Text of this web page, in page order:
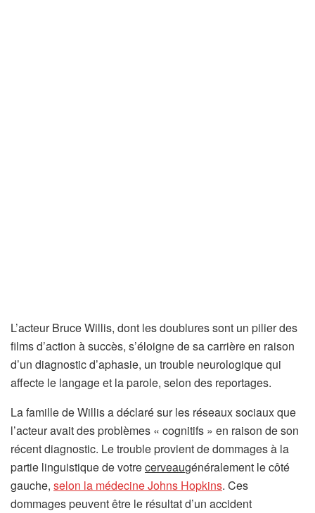
L’acteur Bruce Willis, dont les doublures sont un pilier des
films d’action à succès, s’éloigne de sa carrière en raison
d’un diagnostic d’aphasie, un trouble neurologique qui
affecte le langage et la parole, selon des reportages.
La famille de Willis a déclaré sur les réseaux sociaux que
l’acteur avait des problèmes « cognitifs » en raison de son
récent diagnostic. Le trouble provient de dommages à la
partie linguistique de votrecerveaugénéralement le côté
gauche, selon la médecine Johns Hopkins. Ces
dommages peuvent être le résultat d’un accident